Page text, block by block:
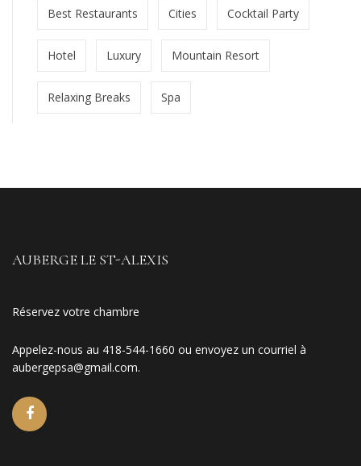
Best Restaurants Cities Cocktail Party
Hotel Luxury Mountain Resort
Relaxing Breaks Spa
AUBERGE LE ST-ALEXIS
Réservez votre chambre
Appelez-nous au 418-544-1660 ou envoyez un courriel à
aubergepsa@gmail.com.